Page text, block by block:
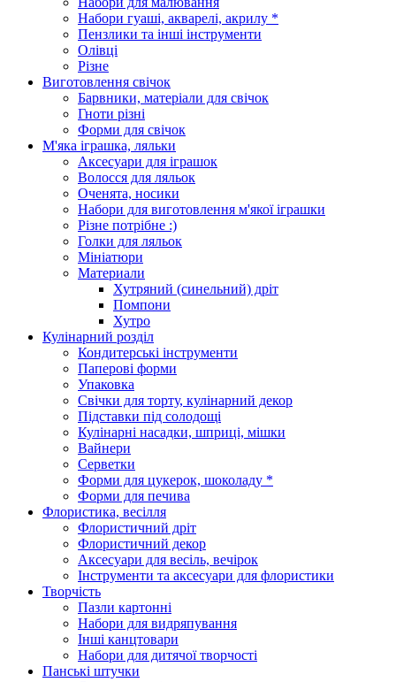
Набори гуаші, акварелі, акрилу *
Пензлики та інші інструменти
Олівці
Різне
Виготовлення свічок
Барвники, матеріали для свічок
Гноти різні
Форми для свічок
М'яка іграшка, ляльки
Аксесуари для іграшок
Волосся для ляльок
Оченята, носики
Набори для виготовлення м'якої іграшки
Різне потрібне :)
Голки для ляльок
Мініатюри
Материали
Хутряний (синельний) дріт
Помпони
Хутро
Кулінарний розділ
Кондитерські інструменти
Паперові форми
Упаковка
Свічки для торту, кулінарний декор
Підставки під солодощі
Кулінарні насадки, шприці, мішки
Вайнери
Серветки
Форми для цукерок, шоколаду *
Форми для печива
Флористика, весілля
Флористичний дріт
Флористичний декор
Аксесуари для весіль, вечірок
Інструменти та аксесуари для флористики
Творчість
Пазли картонні
Набори для видряпування
Інші канцтовари
Набори для дитячої творчості
Панські штучки